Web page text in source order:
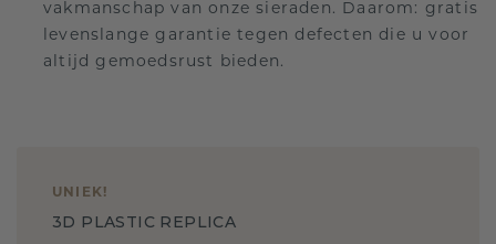
vakmanschap van onze sieraden. Daarom: gratis
levenslange garantie tegen defecten die u voor
altijd gemoedsrust bieden.
UNIEK!
3D PLASTIC REPLICA